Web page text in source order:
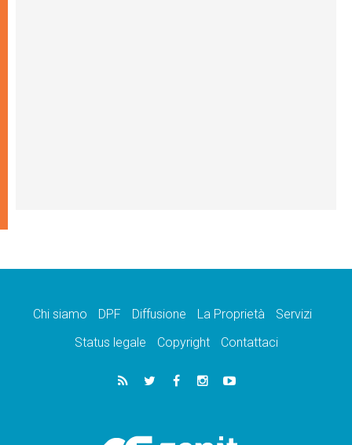
Chi siamo DPF Diffusione La Proprietà
Servizi
Status legale
Copyright Contattaci